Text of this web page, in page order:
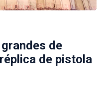
de
de pistola